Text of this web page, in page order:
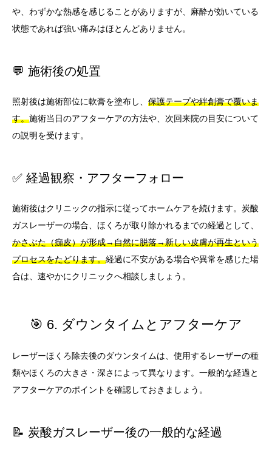
や、わずかな熱感を感じることがありますが、麻酔が効いている
状態であれば強い痛みはほとんどありません。
💬 施術後の処置
照射後は施術部位に軟膏を塗布し、 保護テープや絆創膏で覆いま
す。施術当日のアフターケアの方法や、次回来院の目安について
の説明を受けます。
✅ 経過観察・アフターフォロー
施術後はクリニックの指示に従ってホームケアを続けます。炭酸
ガスレーザーの場合、ほくろが取り除かれるまでの経過として、
かさぶた（痂皮）が形成→自然に脱落→新しい皮膚が再生という
プロセスをたどります。経過に不安がある場合や異常を感じた場
合は、速やかにクリニックへ相談しましょう。
🎯 6. ダウンタイムとアフターケア
レーザーほくろ除去後のダウンタイムは、使用するレーザーの種
類やほくろの大きさ・深さによって異なります。一般的な経過と
アフターケアのポイントを確認しておきましょう。
📝 炭酸ガスレーザー後の一般的な経過